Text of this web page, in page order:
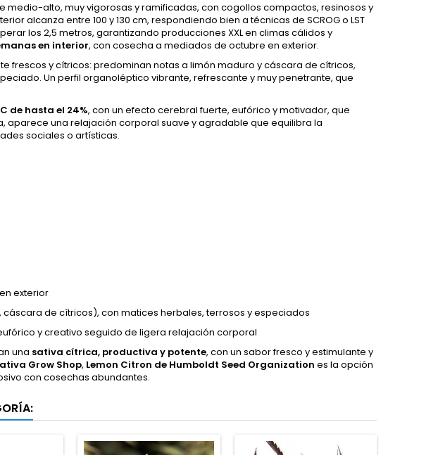
medio-alto, muy vigorosas y ramificadas, con cogollos compactos, resinosos y
alcanza entre 100 y 130 cm, respondiendo bien a técnicas de SCROG o LST
los 2,5 metros, garantizando producciones XXL en climas cálidos y
en interior, con cosecha a mediados de octubre en exterior.
frescos y cítricos: predominan notas a limón maduro y cáscara de cítricos,
Un perfil organoléptico vibrante, refrescante y muy penetrante, que
de hasta el 24%, con un efecto cerebral fuerte, eufórico y motivador, que
aparece una relajación corporal suave y agradable que equilibra la
sociales o artísticas.
exterior
de cítricos), con matices herbales, terrosos y especiados
y creativo seguido de ligera relajación corporal
una sativa cítrica, productiva y potente, con un sabor fresco y estimulante y
Grow Shop, Lemon Citron de Humboldt Seed Organization es la opción
con cosechas abundantes.